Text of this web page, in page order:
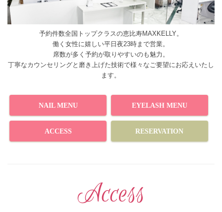
予約件数全国トップクラスの恵比寿MAXKELLY。
働く女性に嬉しい平日夜23時まで営業。
席数が多く予約が取りやすいのも魅力。
丁寧なカウンセリングと磨き上げた技術で様々なご要望にお応えいたし
ます。
NAIL MENU EYELASH MENU
ACCESS RESERVATION
Access